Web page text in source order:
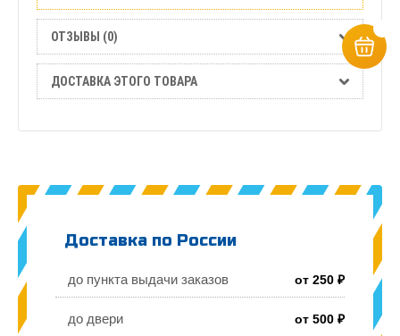
ОТЗЫВЫ (0)
ДОСТАВКА ЭТОГО ТОВАРА
Доставка по России
до пункта выдачи заказов от 250 ₽
до двери от 500 ₽